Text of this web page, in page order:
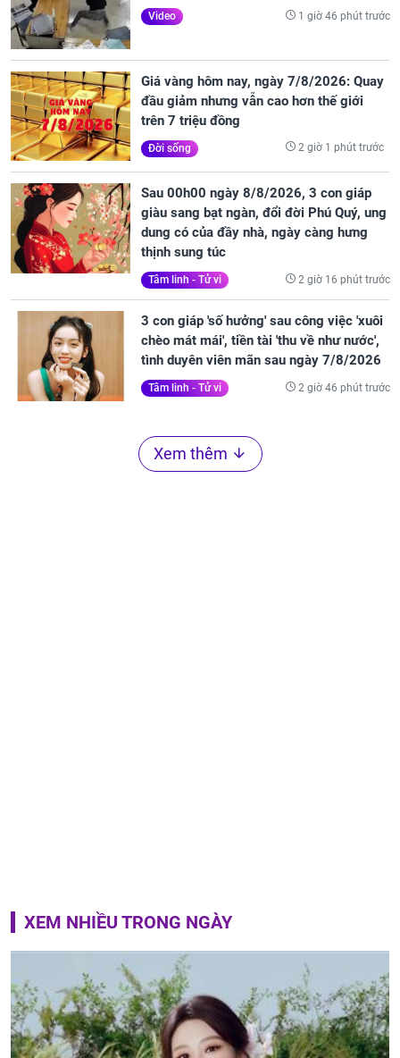
Video 1 giờ 46 phút trước
Giá vàng hôm nay, ngày 7/8/2026: Quay
đầu giảm nhưng vẫn cao hơn thế giới
trên 7 triệu đồng
Đời sống 2 giờ 1 phút trước
Sau 00h00 ngày 8/8/2026, 3 con giáp
giàu sang bạt ngàn, đổi đời Phú Quý, ung
dung có của đầy nhà, ngày càng hưng
thịnh sung túc
Tâm linh - Tử vi 2 giờ 16 phút trước
3 con giáp 'số hưởng' sau công việc 'xuôi
chèo mát mái', tiền tài 'thu về như nước',
tình duyên viên mãn sau ngày 7/8/2026
Tâm linh - Tử vi 2 giờ 46 phút trước
Xem thêm
XEM NHIỀU TRONG NGÀY